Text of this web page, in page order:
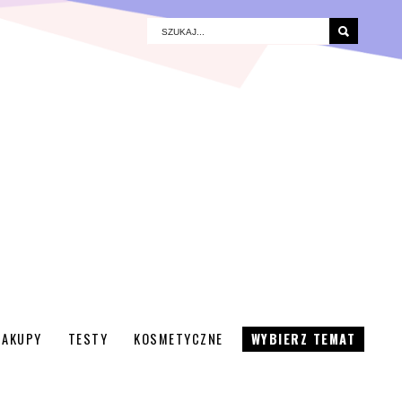
TESTY KOSMETYCZNE WYBIERZ TEMAT